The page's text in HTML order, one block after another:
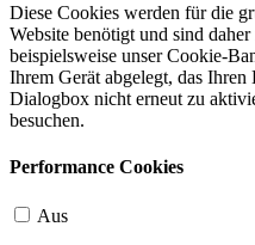
Diese Cookies werden für die
Website benötigt und sind
beispielsweise unser Cookie-
Ihrem Gerät abgelegt, das
Dialogbox nicht erneut zu
besuchen.
Performance Cookies
Aus